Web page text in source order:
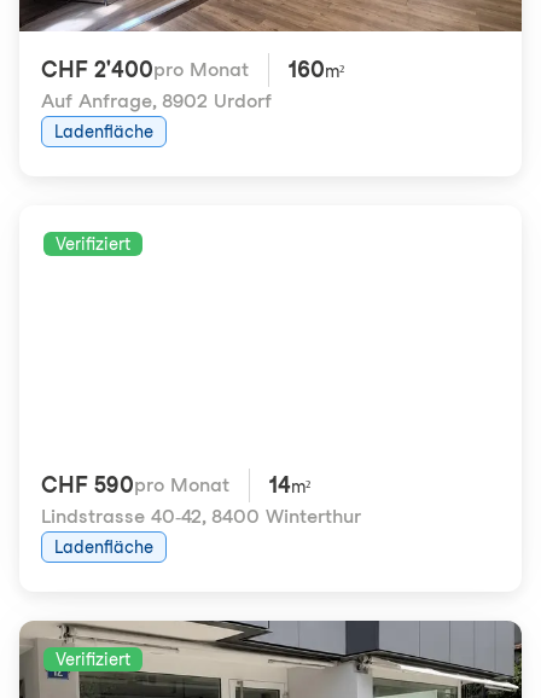
CHF 2'400pro Monat 160m²
Auf Anfrage, 8902 Urdorf
Ladenfläche
Verifiziert
CHF 590pro Monat 14m²
Lindstrasse 40-42, 8400 Winterthur
Ladenfläche
Verifiziert